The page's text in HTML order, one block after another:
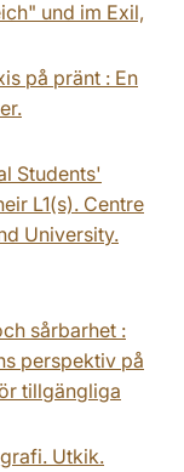
und im Exil,
på pränt : En
Students'
L1(s). Centre
University.
sårbarhet :
perspektiv på
tillgängliga
Utkik.